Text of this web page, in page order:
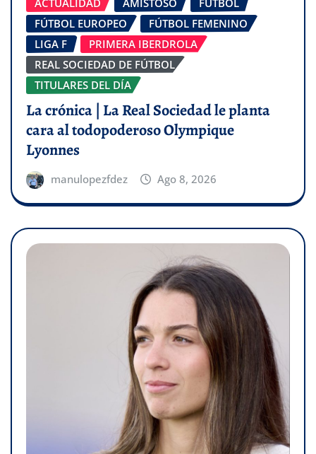
FÚTBOL EUROPEO
FÚTBOL FEMENINO
LIGA F
PRIMERA IBERDROLA
REAL SOCIEDAD DE FÚTBOL
TITULARES DEL DÍA
La crónica | La Real Sociedad le planta
cara al todopoderoso Olympique
Lyonnes
manulopezfdez Ago 8, 2026